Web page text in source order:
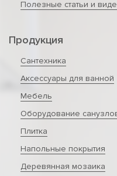
Полезные статьи и
Продукция
Сантехника
Аксессуары для ванной
Мебель
Оборудование
Плитка
Напольные покрытия
Деревянная мозаика